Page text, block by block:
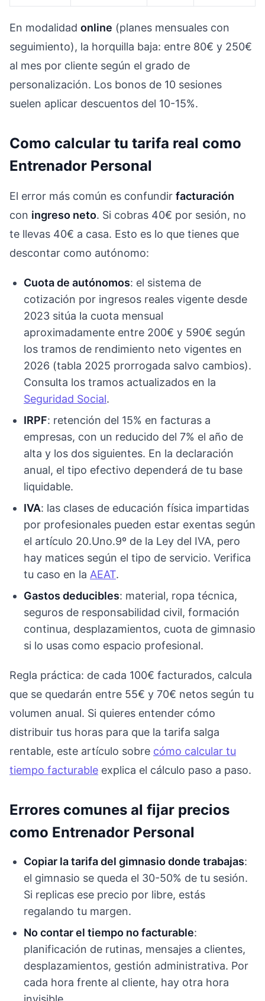
En modalidad online (planes mensuales con
seguimiento), la horquilla baja: entre 80€ y 250€
al mes por cliente según el grado de
personalización. Los bonos de 10 sesiones
suelen aplicar descuentos del 10-15%.
Como calcular tu tarifa real como
Entrenador Personal
El error más común es confundir facturación
con ingreso neto. Si cobras 40€ por sesión, no
te llevas 40€ a casa. Esto es lo que tienes que
descontar como autónomo:
Cuota de autónomos: el sistema de
cotización por ingresos reales vigente desde
2023 sitúa la cuota mensual
aproximadamente entre 200€ y 590€ según
los tramos de rendimiento neto vigentes en
2026 (tabla 2025 prorrogada salvo cambios).
Consulta los tramos actualizados en la
Seguridad Social.
IRPF: retención del 15% en facturas a
empresas, con un reducido del 7% el año de
alta y los dos siguientes. En la declaración
anual, el tipo efectivo dependerá de tu base
liquidable.
IVA: las clases de educación física impartidas
por profesionales pueden estar exentas según
el artículo 20.Uno.9º de la Ley del IVA, pero
hay matices según el tipo de servicio. Verifica
tu caso en la AEAT.
Gastos deducibles: material, ropa técnica,
seguros de responsabilidad civil, formación
continua, desplazamientos, cuota de gimnasio
si lo usas como espacio profesional.
Regla práctica: de cada 100€ facturados, calcula
que se quedarán entre 55€ y 70€ netos según tu
volumen anual. Si quieres entender cómo
distribuir tus horas para que la tarifa salga
rentable, este artículo sobre cómo calcular tu
tiempo facturable explica el cálculo paso a paso.
Errores comunes al fijar precios
como Entrenador Personal
Copiar la tarifa del gimnasio donde trabajas:
el gimnasio se queda el 30-50% de tu sesión.
Si replicas ese precio por libre, estás
regalando tu margen.
No contar el tiempo no facturable:
planificación de rutinas, mensajes a clientes,
desplazamientos, gestión administrativa. Por
cada hora frente al cliente, hay otra hora